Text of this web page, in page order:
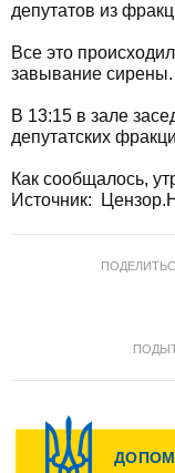
депутатов из
Все это
завывание сирены.
В 13:15 в зале
депутатских
Как сообщалось,
Источник: